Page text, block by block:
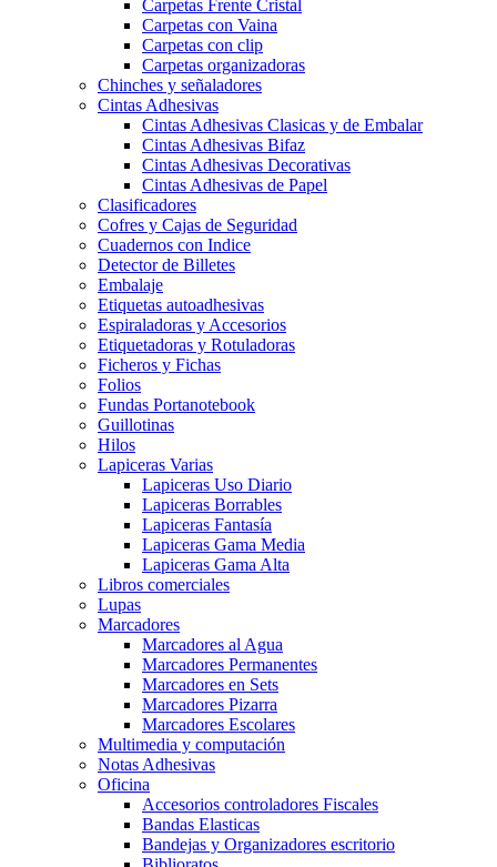
Carpetas Frente Cristal
Carpetas con Vaina
Carpetas con clip
Carpetas organizadoras
Chinches y señaladores
Cintas Adhesivas
Cintas Adhesivas Clasicas y de Embalar
Cintas Adhesivas Bifaz
Cintas Adhesivas Decorativas
Cintas Adhesivas de Papel
Clasificadores
Cofres y Cajas de Seguridad
Cuadernos con Indice
Detector de Billetes
Embalaje
Etiquetas autoadhesivas
Espiraladoras y Accesorios
Etiquetadoras y Rotuladoras
Ficheros y Fichas
Folios
Fundas Portanotebook
Guillotinas
Hilos
Lapiceras Varias
Lapiceras Uso Diario
Lapiceras Borrables
Lapiceras Fantasía
Lapiceras Gama Media
Lapiceras Gama Alta
Libros comerciales
Lupas
Marcadores
Marcadores al Agua
Marcadores Permanentes
Marcadores en Sets
Marcadores Pizarra
Marcadores Escolares
Multimedia y computación
Notas Adhesivas
Oficina
Accesorios controladores Fiscales
Bandas Elasticas
Bandejas y Organizadores escritorio